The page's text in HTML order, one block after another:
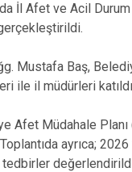
İl Afet ve Acil
gerçekleştirildi.
Mustafa Baş,
ile il müdürleri
Afet Müdahale
ayrıca; 2026
tedbirler